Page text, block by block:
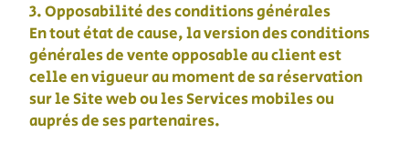
3. Opposabilité des conditions générales
En tout état de cause, la version des conditions
générales de vente opposable au client est
celle en vigueur au moment de sa réservation
sur le Site web ou les Services mobiles ou
auprès de ses partenaires.